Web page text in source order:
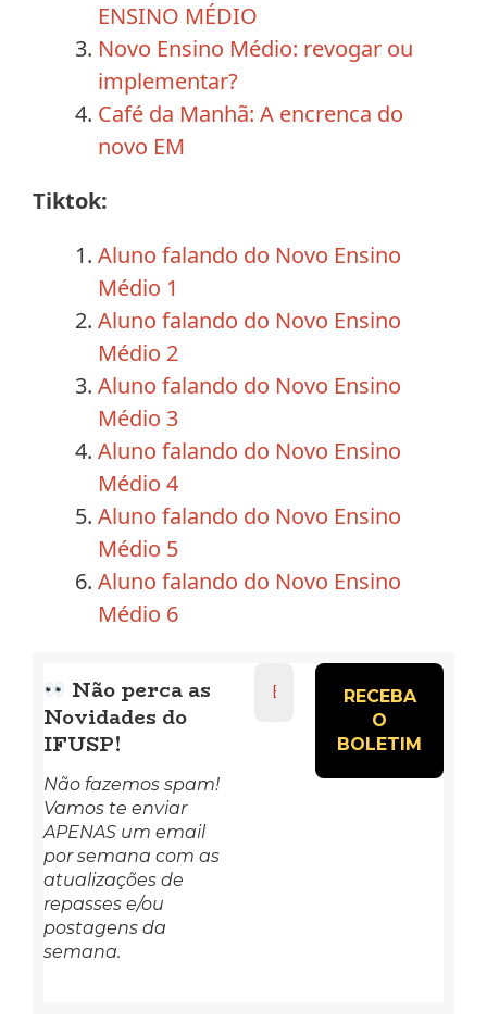
ENSINO MÉDIO
Novo Ensino Médio: revogar ou
implementar?
Café da Manhã: A encrenca do
novo EM
Tiktok:
Aluno falando do Novo Ensino
Médio 1
Aluno falando do Novo Ensino
Médio 2
Aluno falando do Novo Ensino
Médio 3
Aluno falando do Novo Ensino
Médio 4
Aluno falando do Novo Ensino
Médio 5
Aluno falando do Novo Ensino
Médio 6
Não perca as
Novidades do
IFUSP!
Não fazemos spam!
Vamos te enviar
APENAS um email
por semana com as
atualizações de
repasses e/ou
postagens da
semana.
Endereço
de